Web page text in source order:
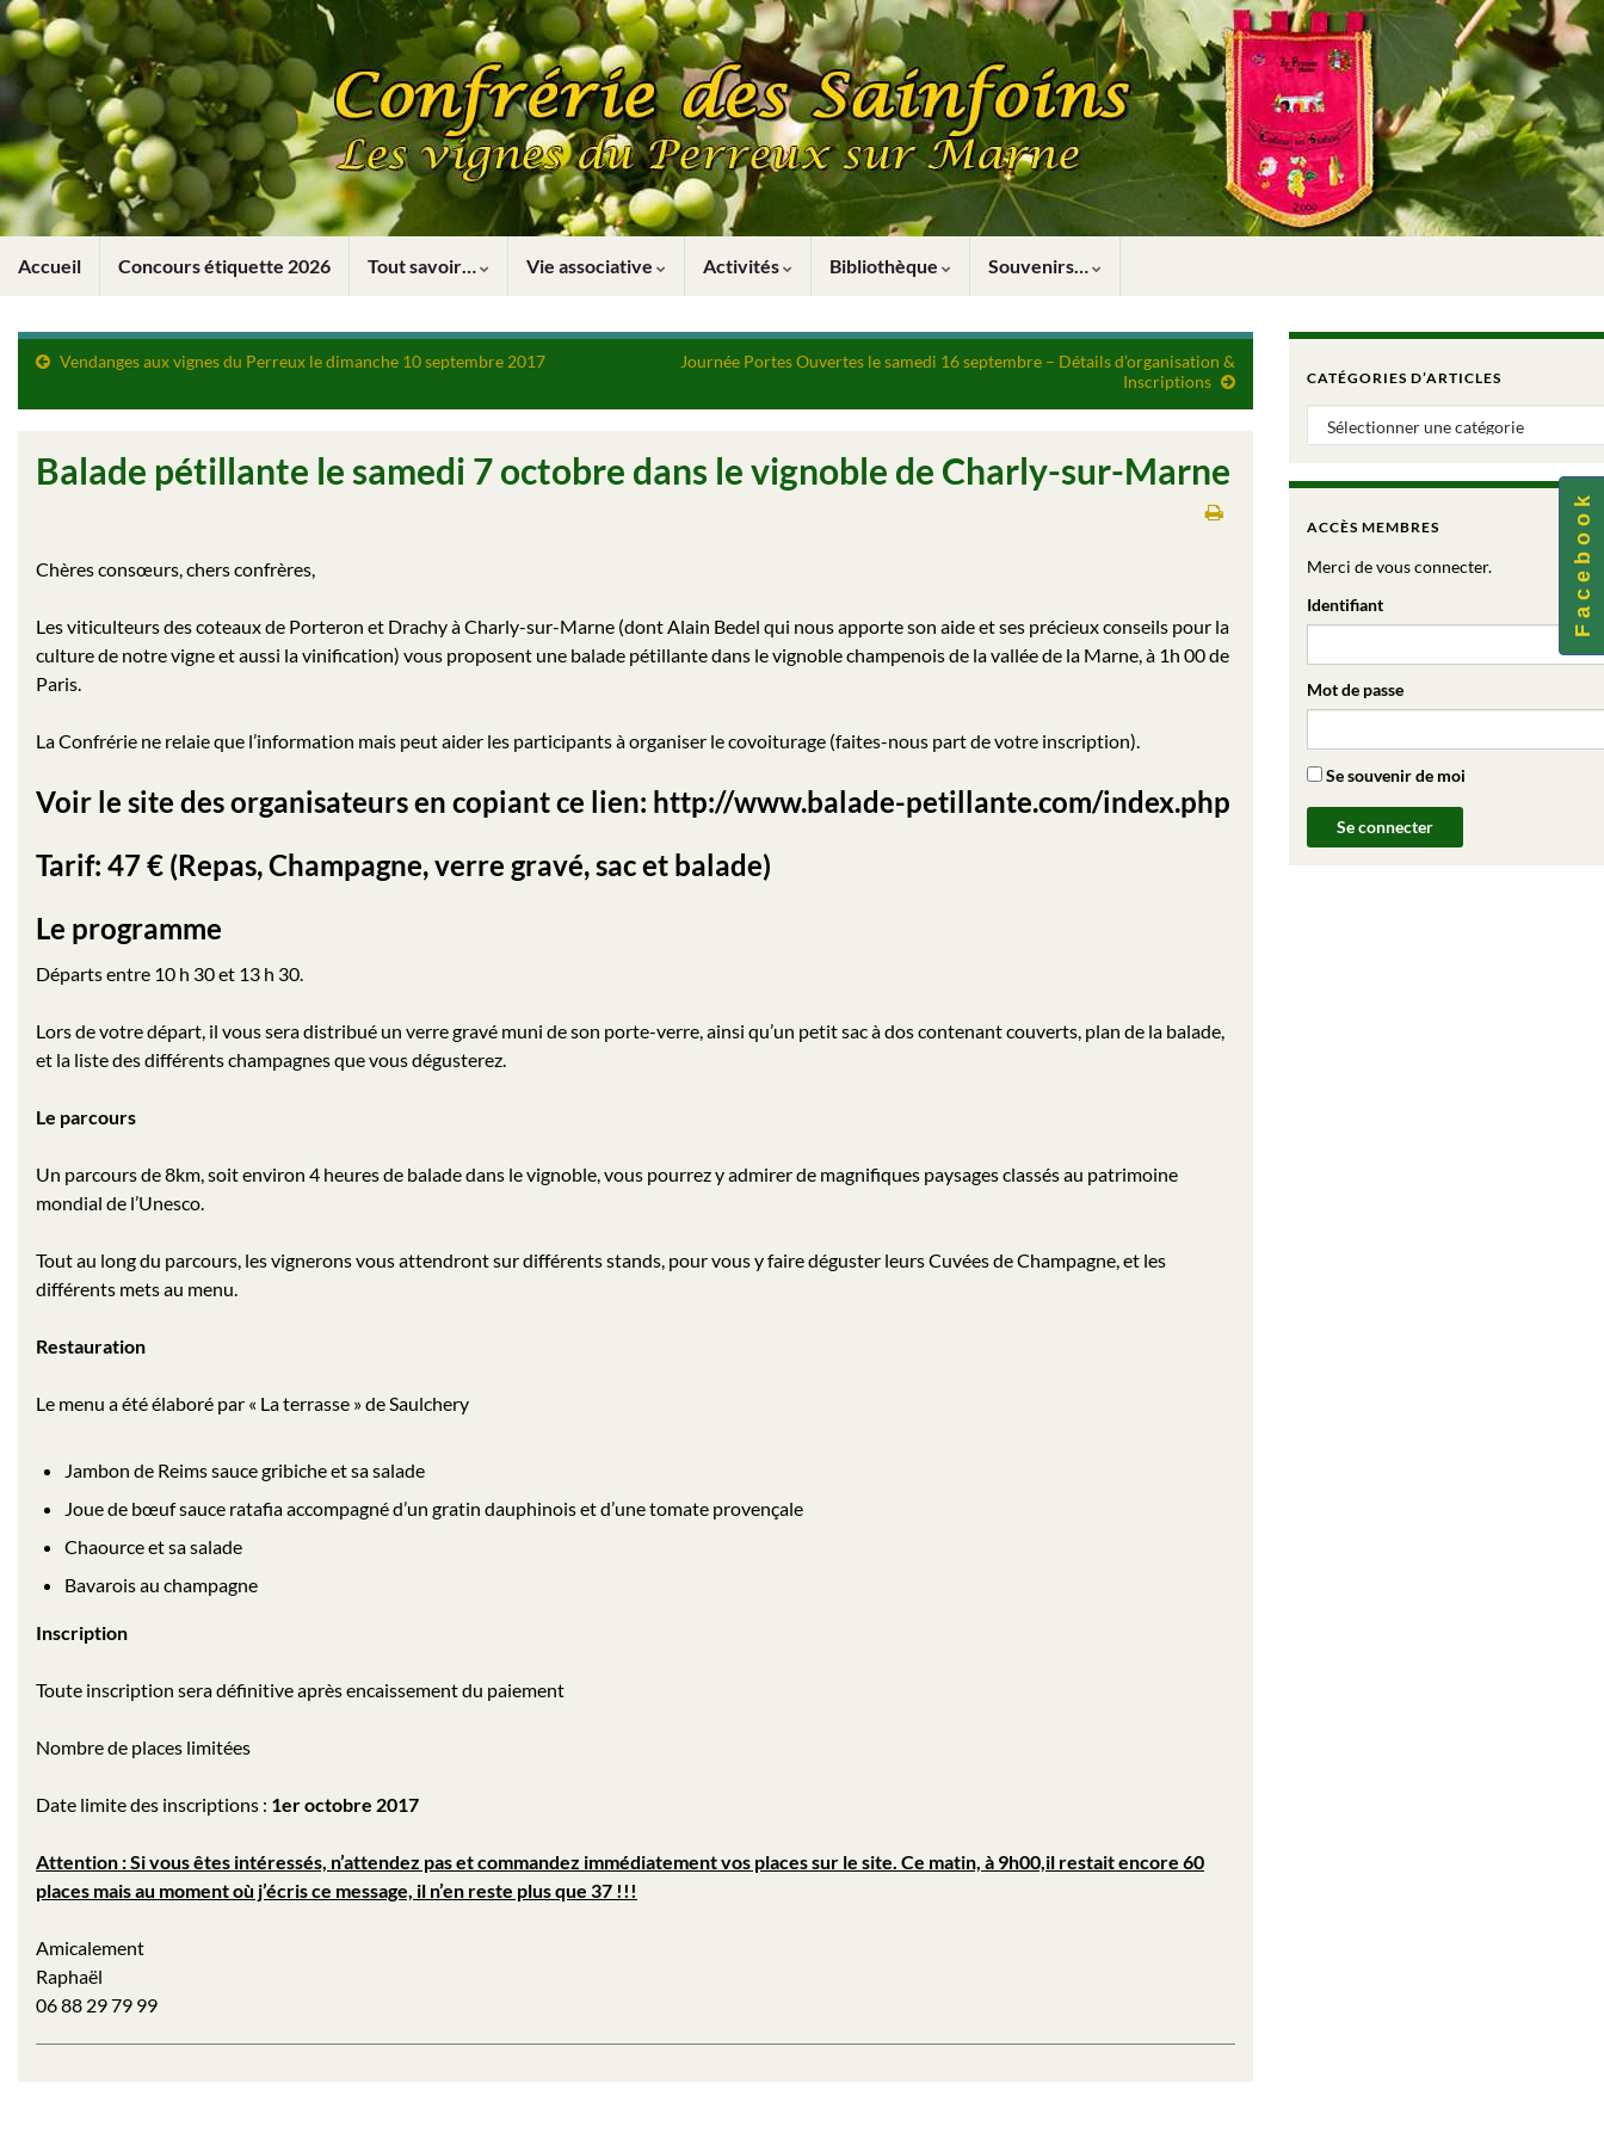
Accueil Concours étiquette 2026 Tout savoir… Vie associative Activités Bibliothèque Souvenirs…
Vendanges aux vignes du Perreux le dimanche 10 septembre 2017
Journée Portes Ouvertes le samedi 16 septembre – Détails d’organisation &
Inscriptions
Balade pétillante le samedi 7 octobre dans le vignoble de Charly-sur-Marne
Chères consœurs, chers confrères,
Les viticulteurs des coteaux de Porteron et Drachy à Charly-sur-Marne (dont Alain Bedel qui nous apporte son aide et ses précieux conseils pour la
culture de notre vigne et aussi la vinification) vous proposent une balade pétillante dans le vignoble champenois de la vallée de la Marne, à 1h 00 de
Paris.
La Confrérie ne relaie que l’information mais peut aider les participants à organiser le covoiturage (faites-nous part de votre inscription).
Voir le site des organisateurs en copiant ce lien: http://www.balade-petillante.com/index.php
Tarif: 47 € (Repas, Champagne, verre gravé, sac et balade)
Le programme
Départs entre 10 h 30 et 13 h 30.
Lors de votre départ, il vous sera distribué un verre gravé muni de son porte-verre, ainsi qu’un petit sac à dos contenant couverts, plan de la balade,
et la liste des différents champagnes que vous dégusterez.
Le parcours
Un parcours de 8km, soit environ 4 heures de balade dans le vignoble, vous pourrez y admirer de magnifiques paysages classés au patrimoine
mondial de l’Unesco.
Tout au long du parcours, les vignerons vous attendront sur différents stands, pour vous y faire déguster leurs Cuvées de Champagne, et les
différents mets au menu.
Restauration
Le menu a été élaboré par « La terrasse » de Saulchery
Jambon de Reims sauce gribiche et sa salade
Joue de bœuf sauce ratafia accompagné d’un gratin dauphinois et d’une tomate provençale
Chaource et sa salade
Bavarois au champagne
Inscription
Toute inscription sera définitive après encaissement du paiement
Nombre de places limitées
Date limite des inscriptions : 1er octobre 2017
Attention : Si vous êtes intéressés, n’attendez pas et commandez immédiatement vos places sur le site. Ce matin, à 9h00,il restait encore 60
places mais au moment où j’écris ce message, il n’en reste plus que 37 !!!
Amicalement
Raphaël
06 88 29 79 99
CATÉGORIES D’ARTICLES
Catégories d’articles
ACCÈS MEMBRES
Merci de vous connecter.
Identifiant
Mot de passe
Se souvenir de moi
F a c e b o o k